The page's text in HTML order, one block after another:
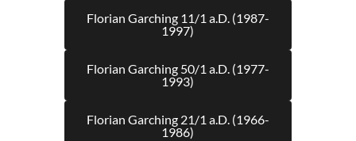
Florian Garching 11/1 a.D. (1987-
1997)
Florian Garching 50/1 a.D. (1977-
1993)
Florian Garching 21/1 a.D. (1966-
1986)